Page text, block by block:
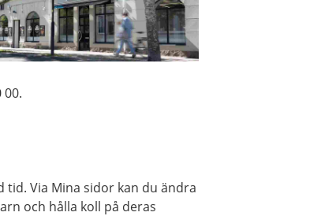
Via Mina sidor kan du ändra
och hålla koll på deras